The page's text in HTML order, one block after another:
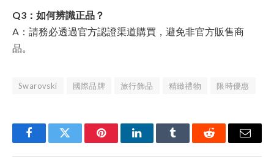
Q3：如何辨識正品？
A：請務必透過官方認證渠道購買，避免非官方販售商
品。
Swarovski 國際品牌 旅行飾品 精緻禮物 限時優惠
FacebookTwitter PinterestLinkedInTumblr Reddit Email